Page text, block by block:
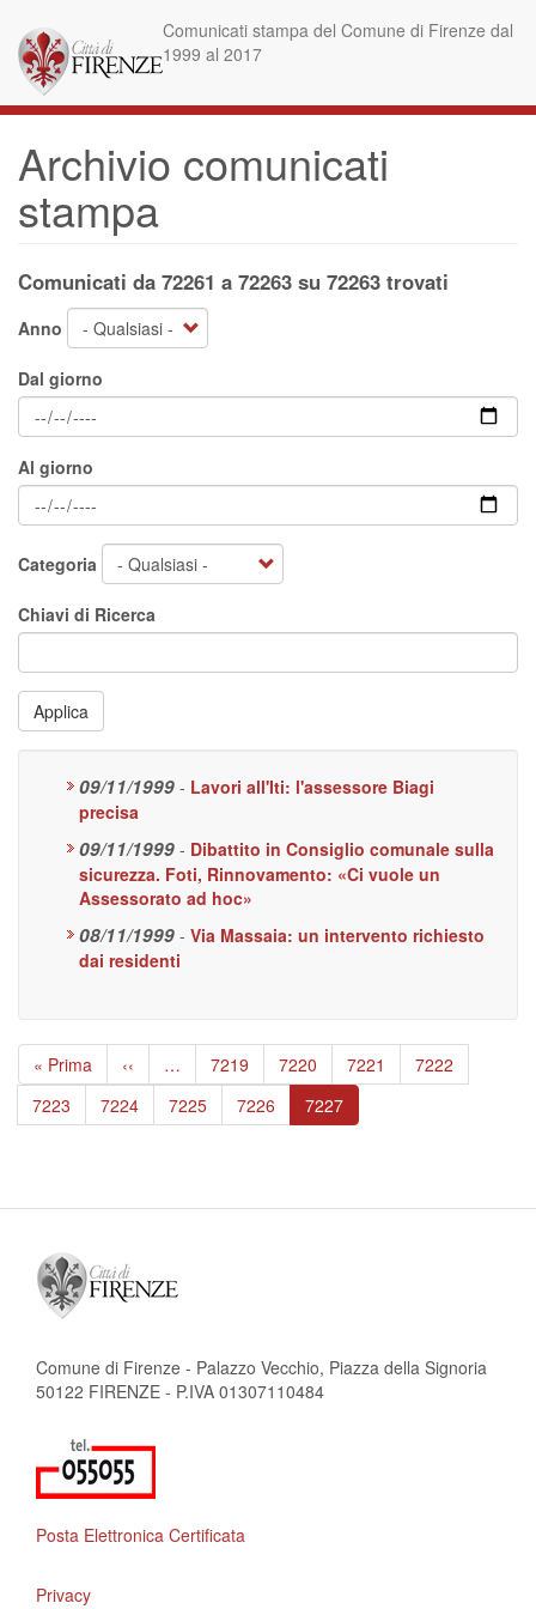
contenuto
principale
Comunicati stampa del Comune di Firenze dal
1999 al 2017
Archivio comunicati
stampa
Comunicati da 72261 a 72263 su 72263 trovati
Anno
Dal giorno
Al giorno
Categoria
Chiavi di Ricerca
Applica
09/11/1999 - Lavori all'Iti: l'assessore Biagi
precisa
09/11/1999 - Dibattito in Consiglio comunale sulla
sicurezza. Foti, Rinnovamento: «Ci vuole un
Assessorato ad hoc»
08/11/1999 - Via Massaia: un intervento richiesto
dai residenti
Paginazione
Prima
pagina
« Prima
Pagina
precedente
‹‹ … Page
7219 Page
7220 Page
7221 Page
7222
Page
7223 Page
7224 Page
7225 Page
7226
Pagina
attuale
7227
Comune di Firenze - Palazzo Vecchio, Piazza della Signoria
50122 FIRENZE - P.IVA 01307110484
Posta Elettronica Certificata
Privacy